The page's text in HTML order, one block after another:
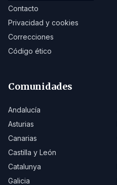
Contacto
Privacidad y cookies
Correcciones
Código ético
Comunidades
Andalucía
Asturias
Canarias
Castilla y León
Catalunya
Galicia